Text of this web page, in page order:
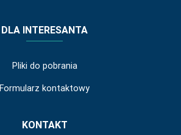
DLA INTERESANTA
Pliki do pobrania
Formularz kontaktowy
KONTAKT